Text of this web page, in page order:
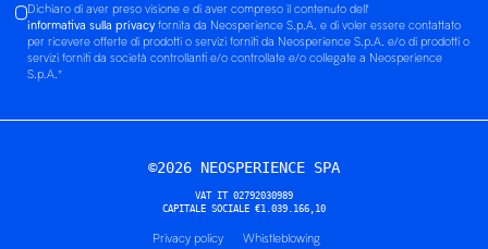
Dichiaro di aver preso visione e di aver compreso il contenuto dell'
informativa sulla privacyfornita da Neosperience S.p.A. e di voler essere contattato
per ricevere offerte di prodotti o servizi forniti da Neosperience S.p.A. e/o di prodotti o
servizi forniti da società controllanti e/o controllate e/o collegate a Neosperience
S.p.A.*
©2026 NEOSPERIENCE SPA
VAT IT 02792030989
CAPITALE SOCIALE €1.039.166,10
Privacy policy Whistleblowing